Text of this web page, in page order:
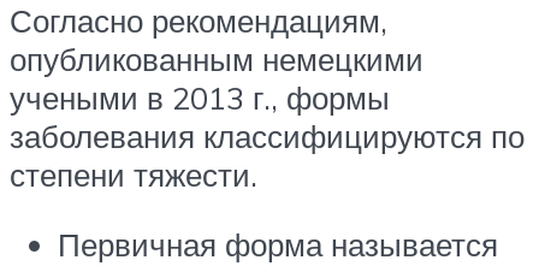
Согласно рекомендациям,
опубликованным немецкими
учеными в 2013 г., формы
заболевания классифицируются по
степени тяжести.
Первичная форма называется